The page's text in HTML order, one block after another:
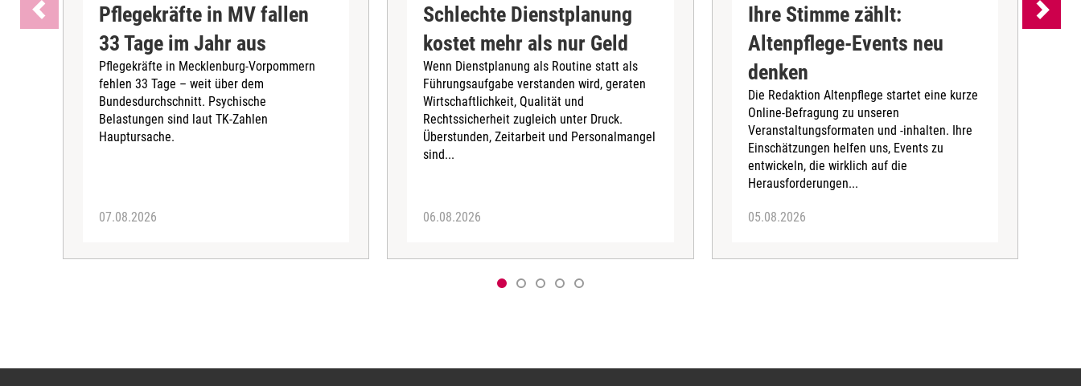
Pflegekräfte in MV fallen
33 Tage im Jahr aus
Pflegekräfte in Mecklenburg-Vorpommern
fehlen 33 Tage – weit über dem
Bundesdurchschnitt. Psychische
Belastungen sind laut TK-Zahlen
Hauptursache.
07.08.2026
Schlechte Dienstplanung
kostet mehr als nur Geld
Wenn Dienstplanung als Routine statt als
Führungsaufgabe verstanden wird, geraten
Wirtschaftlichkeit, Qualität und
Rechtssicherheit zugleich unter Druck.
Überstunden, Zeitarbeit und Personalmangel
sind...
06.08.2026
Ihre Stimme zählt:
Altenpflege-Events neu
denken
Die Redaktion Altenpflege startet eine kurze
Online-Befragung zu unseren
Veranstaltungsformaten und -inhalten. Ihre
Einschätzungen helfen uns, Events zu
entwickeln, die wirklich auf die
Herausforderungen...
05.08.2026